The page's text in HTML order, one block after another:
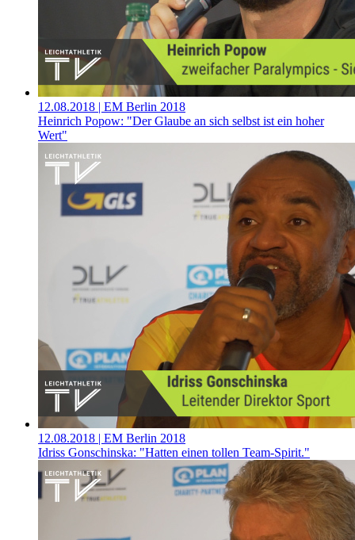
12.08.2018 | EM Berlin 2018
Heinrich Popow: "Der Glaube an sich selbst ist ein hoher
Wert"
12.08.2018 | EM Berlin 2018
Idriss Gonschinska: "Hatten einen tollen Team-Spirit."